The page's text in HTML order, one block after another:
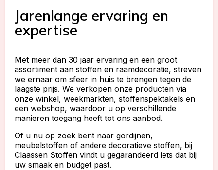
Jarenlange ervaring en
expertise
Met meer dan 30 jaar ervaring en een groot
assortiment aan stoffen en raamdecoratie, streven
we ernaar om sfeer in huis te brengen tegen de
laagste prijs. We verkopen onze producten via
onze winkel, weekmarkten, stoffenspektakels en
een webshop, waardoor u op verschillende
manieren toegang heeft tot ons aanbod.
Of u nu op zoek bent naar gordijnen,
meubelstoffen of andere decoratieve stoffen, bij
Claassen Stoffen vindt u gegarandeerd iets dat bij
uw smaak en budget past.